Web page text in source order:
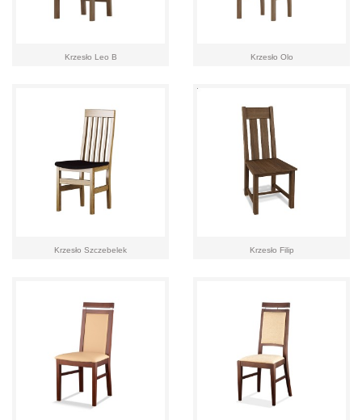
Krzesło Leo B Krzesło Olo
Krzesło Szczebelek Krzesło Filip